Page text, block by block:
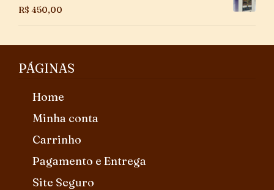
R$ 450,00
PÁGINAS
Home
Minha conta
Carrinho
Pagamento e Entrega
Site Seguro